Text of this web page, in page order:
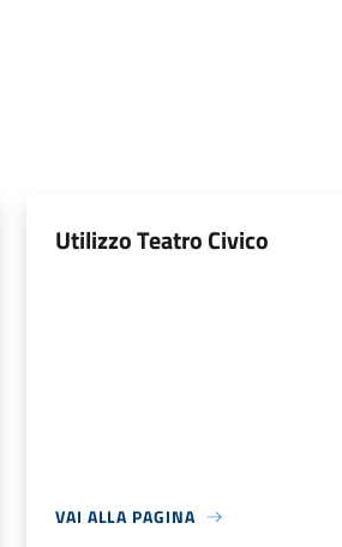
Utilizzo Teatro Civico
VAI ALLA PAGINA